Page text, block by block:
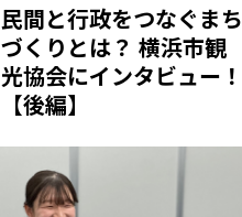
民間と行政をつなぐまち
づくりとは？ 横浜市観
光協会にインタビュー！
【後編】